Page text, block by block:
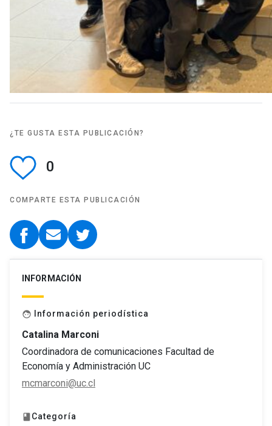
¿TE GUSTA ESTA PUBLICACIÓN?
0
COMPARTE ESTA PUBLICACIÓN
INFORMACIÓN
face Información periodística
Catalina Marconi
Coordinadora de comunicaciones Facultad de
Economía y Administración UC
mcmarconi@uc.cl
book Categoría